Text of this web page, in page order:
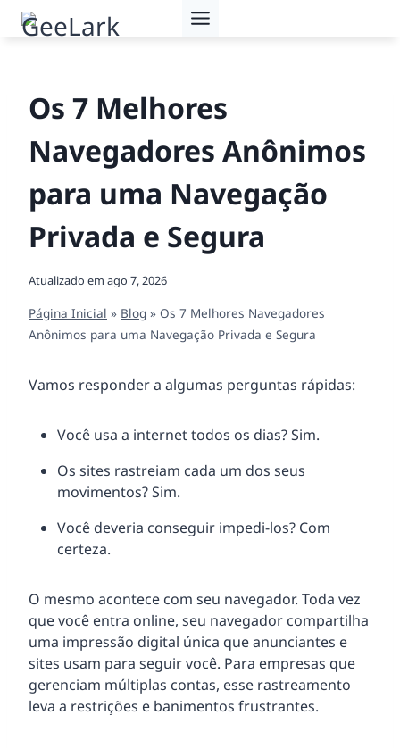
Pular
para
Os 7 Melhores
Navegadores Anônimos
para uma Navegação
Privada e Segura
Atualizado em ago 7, 2026
Página Inicial » Blog » Os 7 Melhores Navegadores
Anônimos para uma Navegação Privada e Segura
Vamos responder a algumas perguntas rápidas:
Você usa a internet todos os dias? Sim.
Os sites rastreiam cada um dos seus
movimentos? Sim.
Você deveria conseguir impedi-los? Com
certeza.
O mesmo acontece com seu navegador. Toda vez
que você entra online, seu navegador compartilha
uma impressão digital única que anunciantes e
sites usam para seguir você. Para empresas que
gerenciam múltiplas contas, esse rastreamento
leva a restrições e banimentos frustrantes.